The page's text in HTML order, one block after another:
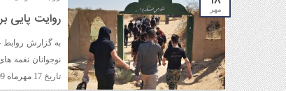
مهر
روایت پایی
به گزارش روابط
نوجوانان نغمه
تاریخ 17 مهرماه 1399 برگزار گردید.